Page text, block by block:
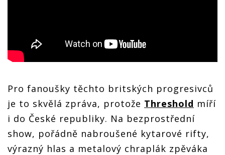
Pro fanoušky těchto britských progresivců
je to skvělá zpráva, protože Threshold míří
i do České republiky. Na bezprostřední
show, pořádně nabroušené kytarové rifty,
výrazný hlas a metalový chraplák zpěváka